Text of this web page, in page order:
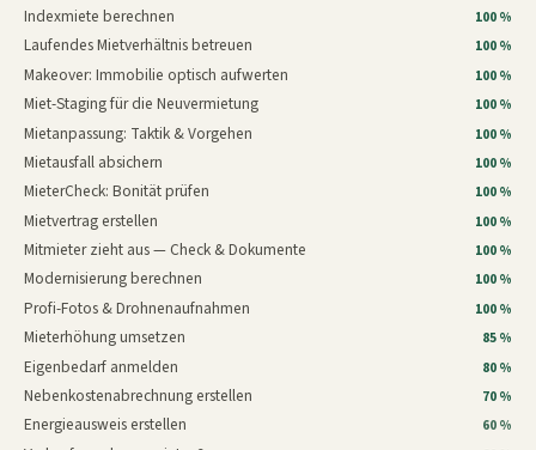
Indexmiete berechnen 100 %
Laufendes Mietverhältnis betreuen 100 %
Makeover: Immobilie optisch aufwerten 100 %
Miet-Staging für die Neuvermietung 100 %
Mietanpassung: Taktik & Vorgehen 100 %
Mietausfall absichern 100 %
MieterCheck: Bonität prüfen 100 %
Mietvertrag erstellen 100 %
Mitmieter zieht aus — Check & Dokumente 100 %
Modernisierung berechnen 100 %
Profi-Fotos & Drohnenaufnahmen 100 %
Mieterhöhung umsetzen 85 %
Eigenbedarf anmelden 80 %
Nebenkostenabrechnung erstellen 70 %
Energieausweis erstellen 60 %